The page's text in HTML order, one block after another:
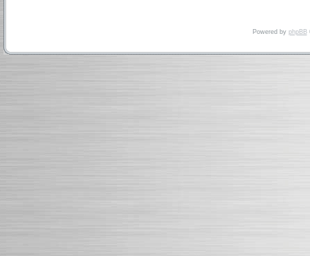
Powered by phpBB